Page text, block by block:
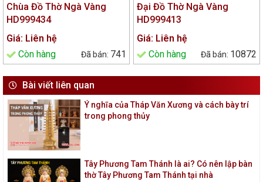
Chùa Đồ Thờ Ngà Vàng
HD999434
Giá: Liên hệ
Còn hàng
741
Đại Đồ Thờ Ngà Vàng
HD999413
Giá: Liên hệ
Còn hàng
10872
Bài viết liên quan
Ý nghĩa của Tháp Văn Xương và cách bày trí
trong phong thủy
Tây Phương Tam Thánh là ai? Có nên lập bàn
thờ Tây Phương Tam Thánh tại nhà